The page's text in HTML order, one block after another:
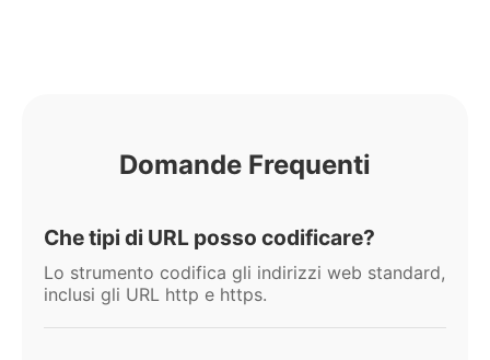
Domande Frequenti
Che tipi di URL posso codificare?
Lo strumento codifica gli indirizzi web standard,
inclusi gli URL http e https.